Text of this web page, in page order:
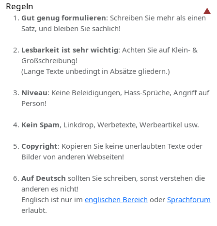
Regeln
Gut genug formulieren: Schreiben Sie mehr als einen
Satz, und bleiben Sie sachlich!
Lesbarkeit ist sehr wichtig: Achten Sie auf Klein- &
Großschreibung!
(Lange Texte unbedingt in Absätze gliedern.)
Niveau: Keine Beleidigungen, Hass-Sprüche, Angriff auf
Person!
Kein Spam, Linkdrop, Werbetexte, Werbeartikel usw.
Copyright: Kopieren Sie keine unerlaubten Texte oder
Bilder von anderen Webseiten!
Auf Deutsch sollten Sie schreiben, sonst verstehen die
anderen es nicht!
Englisch ist nur im englischen Bereich oder Sprachforum
erlaubt.